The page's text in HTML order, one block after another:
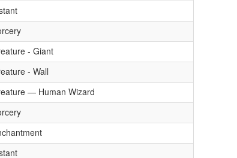
- Giant
- Wall
— Human Wizard